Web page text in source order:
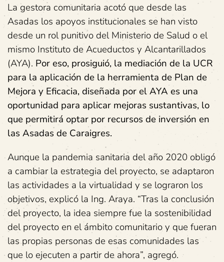
La gestora comunitaria acotó que desde las
Asadas los apoyos institucionales se han visto
desde un rol punitivo del Ministerio de Salud o el
mismo Instituto de Acueductos y Alcantarillados
(AYA). Por eso, prosiguió, la mediación de la UCR
para la aplicación de la herramienta de Plan de
Mejora y Eficacia, diseñada por el AYA es una
oportunidad para aplicar mejoras sustantivas, lo
que permitirá optar por recursos de inversión en
las Asadas de Caraigres.
Aunque la pandemia sanitaria del año 2020 obligó
a cambiar la estrategia del proyecto, se adaptaron
las actividades a la virtualidad y se lograron los
objetivos, explicó la Ing. Araya. “Tras la conclusión
del proyecto, la idea siempre fue la sostenibilidad
del proyecto en el ámbito comunitario y que fueran
las propias personas de esas comunidades las
que lo ejecuten a partir de ahora”, agregó.